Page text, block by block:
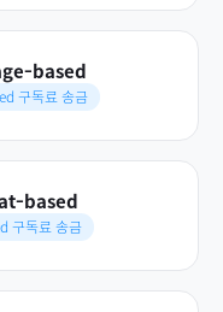
based
구독료 송금
based
구독료 송금